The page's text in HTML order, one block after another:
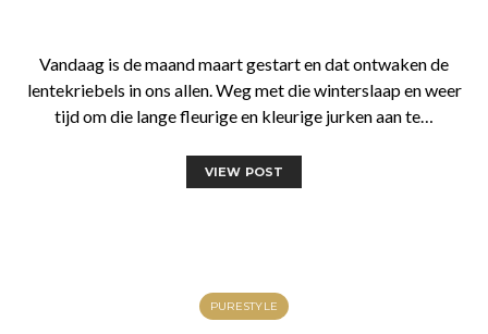
Vandaag is de maand maart gestart en dat ontwaken de
lentekriebels in ons allen. Weg met die winterslaap en weer
tijd om die lange fleurige en kleurige jurken aan te…
VIEW POST
PURESTYLE